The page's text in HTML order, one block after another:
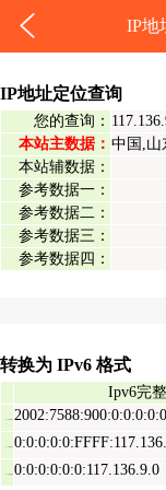
IP地
IP地址定位查询
您的查询：
本站主数据： 中国,山
本站辅数据：
参考数据一：
参考数据二：
参考数据三：
参考数据四：
转换为 IPv6 格式
Ipv6完
2002:7588:900:0:0:0:0:0
0:0:0:0:0:0:117.136.9.0